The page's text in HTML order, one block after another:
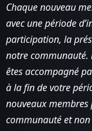
Chaque nouveau
avec une période
participation, la
notre communauté.
êtes accompagné
à la fin de votre
nouveaux membres
communauté et